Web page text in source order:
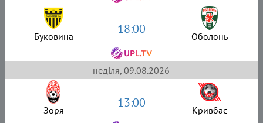
Буковина 18:00 Оболонь
неділя, 09.08.2026
Зоря 13:00 Кривбас